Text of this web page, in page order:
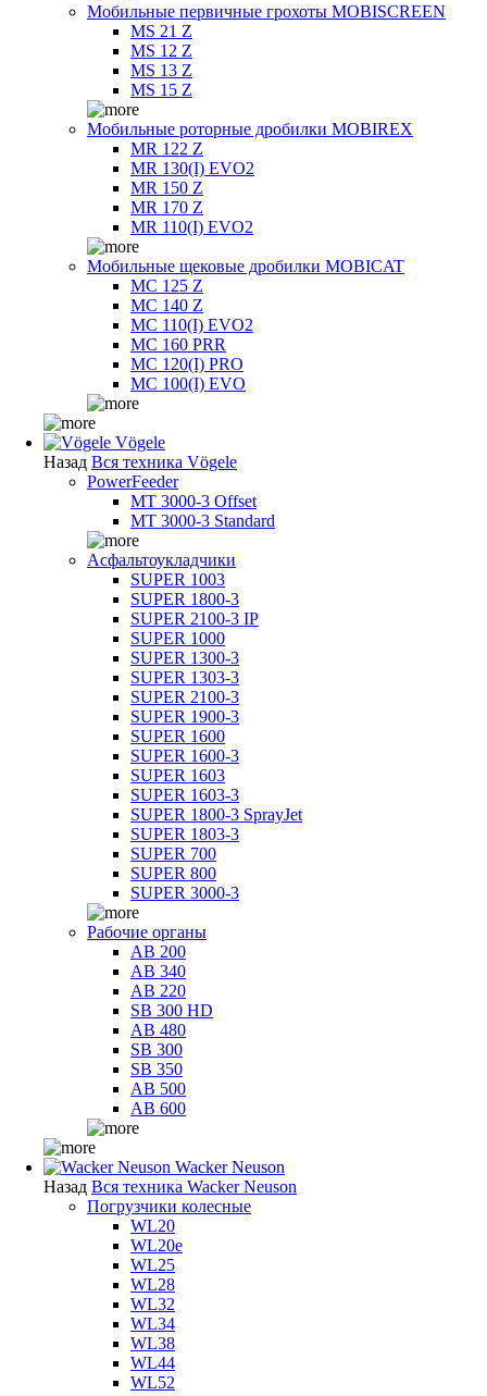
Мобильные первичные грохоты MOBISCREEN
MS 21 Z
MS 12 Z
MS 13 Z
MS 15 Z
Мобильные роторные дробилки MOBIREX
MR 122 Z
MR 130(I) EVO2
MR 150 Z
MR 170 Z
MR 110(I) EVO2
Мобильные щековые дробилки MOBICAT
MC 125 Z
MC 140 Z
MC 110(I) EVO2
MC 160 PRR
MC 120(I) PRO
MC 100(I) EVO
Vögele
Назад Вся техника Vögele
PowerFeeder
MT 3000-3 Offset
MT 3000-3 Standard
Асфальтоукладчики
SUPER 1003
SUPER 1800-3
SUPER 2100-3 IP
SUPER 1000
SUPER 1300-3
SUPER 1303-3
SUPER 2100-3
SUPER 1900-3
SUPER 1600
SUPER 1600-3
SUPER 1603
SUPER 1603-3
SUPER 1800-3 SprayJet
SUPER 1803-3
SUPER 700
SUPER 800
SUPER 3000-3
Рабочие органы
AB 200
AB 340
AB 220
SB 300 HD
AB 480
SB 300
SB 350
AB 500
AB 600
Wacker Neuson
Назад Вся техника Wacker Neuson
Погрузчики колесные
WL20
WL20e
WL25
WL28
WL32
WL34
WL38
WL44
WL52